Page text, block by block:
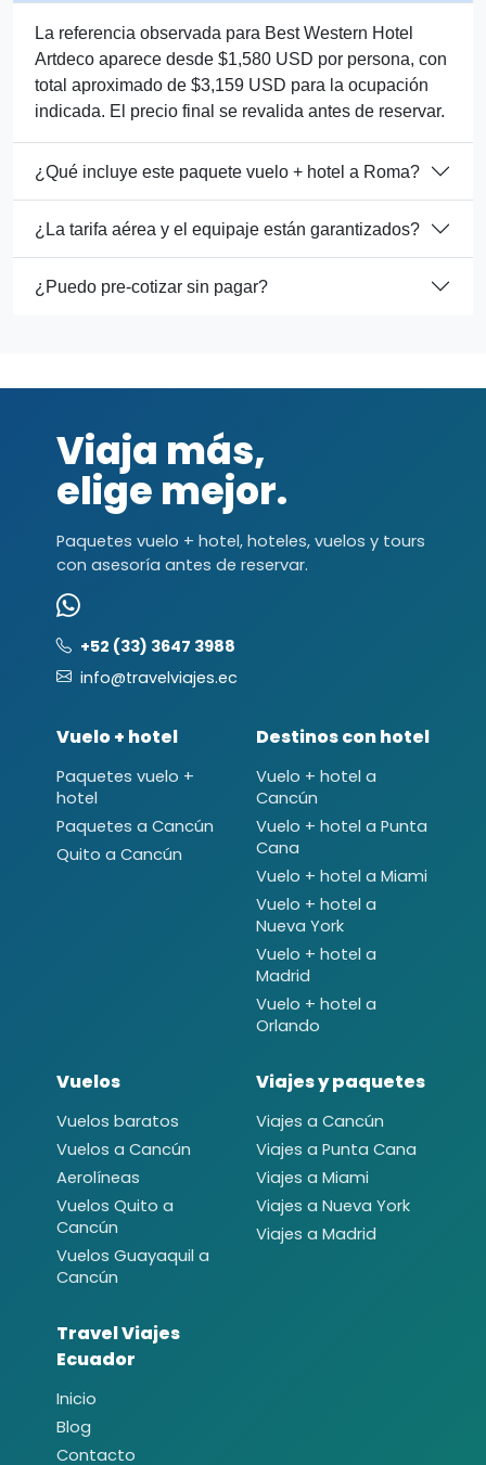
La referencia observada para Best Western Hotel
Artdeco aparece desde $1,580 USD por persona, con
total aproximado de $3,159 USD para la ocupación
indicada. El precio final se revalida antes de reservar.
¿Qué incluye este paquete vuelo + hotel a Roma?
¿La tarifa aérea y el equipaje están garantizados?
¿Puedo pre-cotizar sin pagar?
Viaja más,
elige mejor.
Paquetes vuelo + hotel, hoteles, vuelos y tours
con asesoría antes de reservar.
+52 (33) 3647 3988
info@travelviajes.ec
Vuelo + hotel
Paquetes vuelo +
hotel
Paquetes a Cancún
Quito a Cancún
Destinos con hotel
Vuelo + hotel a
Cancún
Vuelo + hotel a Punta
Cana
Vuelo + hotel a Miami
Vuelo + hotel a
Nueva York
Vuelo + hotel a
Madrid
Vuelo + hotel a
Orlando
Vuelos
Vuelos baratos
Vuelos a Cancún
Aerolíneas
Vuelos Quito a
Cancún
Vuelos Guayaquil a
Cancún
Viajes y paquetes
Viajes a Cancún
Viajes a Punta Cana
Viajes a Miami
Viajes a Nueva York
Viajes a Madrid
Travel Viajes
Ecuador
Inicio
Blog
Contacto